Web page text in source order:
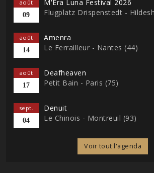
août
09
M'Era Luna Festival 2026
Flugplatz Drispenstedt -
août
14
Amenra
Le Ferrailleur - Nantes (44)
août
17
Deafheaven
Petit Bain - Paris (75)
sept.
04
Denuit
Le Chinois - Montreuil (93)
Voir tout l'agenda